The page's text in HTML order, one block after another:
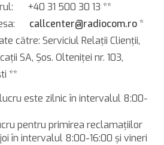
+40 31 500 30 13 **
callcenter@radiocom.ro *
către: Serviciul Relaţii Clienţii,
SA, Şos. Olteniţei nr. 103,
**
este zilnic în intervalul 8:00-
pentru primirea reclamaţiilor
în intervalul 8:00-16:00 şi vineri